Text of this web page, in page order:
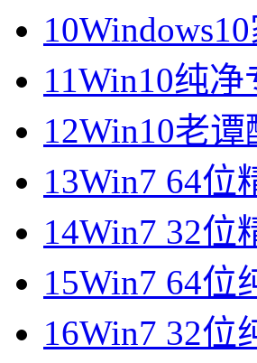
10
11Win10纯净
12Win10老
13Win7 64位
14Win7 32位
15Win7 64位
16Win7 32位